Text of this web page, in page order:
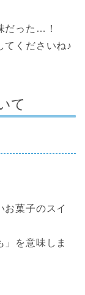
だった…！
てくださいね♪
て
お菓子のスイ
を意味しま